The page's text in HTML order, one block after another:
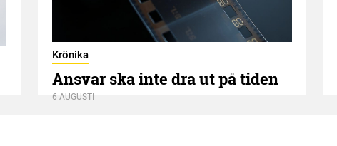
Krönika
Ansvar ska inte dra ut på tiden
6 AUGUSTI